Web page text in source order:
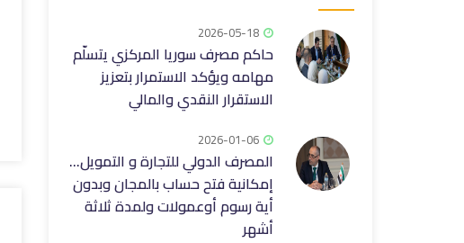
2026-05-18
حاكم مصرف سوريا المركزي يتسلّم
مهامه ويؤكد الاستمرار ‏بتعزيز
الاستقرار النقدي والمالي‎
2026-01-06
المصرف الدولي للتجارة و التمويل...
إمكانية فتح حساب بالمجان وبدون
أية رسوم أوعمولات ولمدة ثلاثة
أشهر